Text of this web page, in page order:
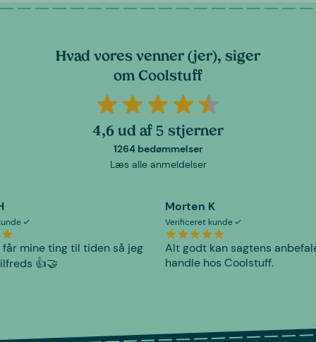
Hvad vores venner (jer), siger
om Coolstuff
4,6 ud af 5 stjerner
1264 bedømmelser
Læs alle anmeldelser
får mine ting til tiden så jeg
👍🤝
Morten K
Verificeret kunde
Alt godt kan sagtens
handle hos Coolstuff.